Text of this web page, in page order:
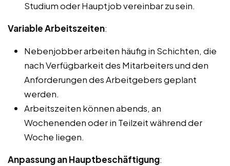
Studium oder Hauptjob vereinbar zu sein.
Variable Arbeitszeiten:
Nebenjobber arbeiten häufig in Schichten, die
nach Verfügbarkeit des Mitarbeiters und den
Anforderungen des Arbeitgebers geplant
werden.
Arbeitszeiten können abends, an
Wochenenden oder in Teilzeit während der
Woche liegen.
Anpassung an Hauptbeschäftigung: